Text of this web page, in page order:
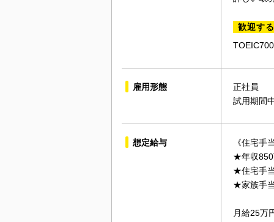
歓迎す
雇用形態
正社員
試用期間
想定給与
《住宅手
★年収850
★住宅手
★家族手
月給25万